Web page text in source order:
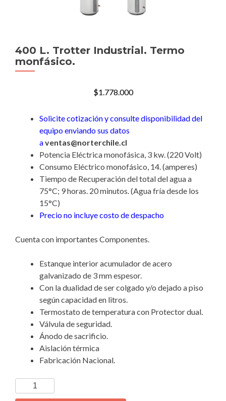
400 L. Trotter Industrial. Termo
monfásico.
$1.778.000
Solicite cotización y consulte disponibilidad del
equipo enviando sus datos
aventas@norterchile.cl
Potencia Eléctrica monofásica, 3 kw. (220 Volt)
Consumo Eléctrico monofásico, 14. (amperes)
Tiempo de Recuperación del total del agua a
75°C; 9 horas. 20 minutos. (Agua fría desde los
15°C)
Precio no incluye costo de despacho
Cuenta con importantes Componentes.
Estanque interior acumulador de acero
galvanizado de 3 mm espesor.
Con la dualidad de ser colgado y/o dejado a piso
según capacidad en litros.
Termostato de temperatura con Protector dual.
Válvula de seguridad.
Ánodo de sacrificio.
Aislación térmica
Fabricación Nacional.
L.